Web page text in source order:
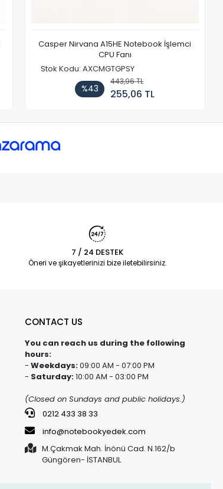
Casper Nirvana A15HE Notebook İşlemci
CPU Fanı
Stok Kodu: AXCMGTGPSY
%43
443,96 TL
255,06 TL
7 / 24 DESTEK
Öneri ve şikayetlerinizi bize iletebilirsiniz.
CONTACT US
You can reach us during the following
hours:
- Weekdays:09:00 AM - 07:00 PM
- Saturday:10:00 AM - 03:00 PM
(Closed on Sundays and public holidays.)
0212 433 38 33
info@notebookyedek.com
M.Çakmak Mah. İnönü Cad. N.162/b
Güngören- İSTANBUL